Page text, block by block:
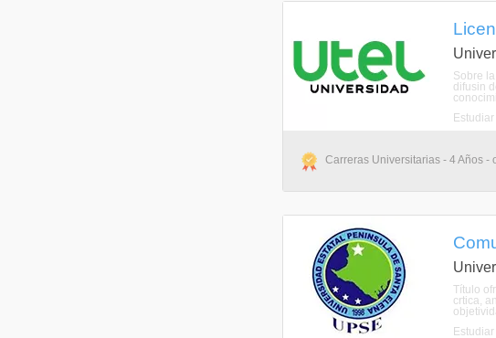
Sobre
difusin
Carreras Universitarias - 4 Años -
Título
crtica,